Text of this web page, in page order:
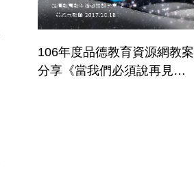
106年度品德教育資源網教案
分享《當我們必須說再見》─